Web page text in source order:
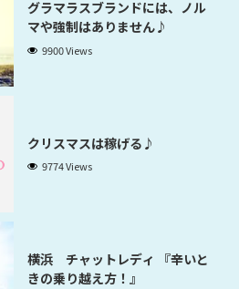
グラマラスブランドには、ノル
マや強制はありません♪
9900 Views
クリスマスは稼げる♪
9774 Views
横浜 チャットレディ 『辛いと
きの乗り越え方！』